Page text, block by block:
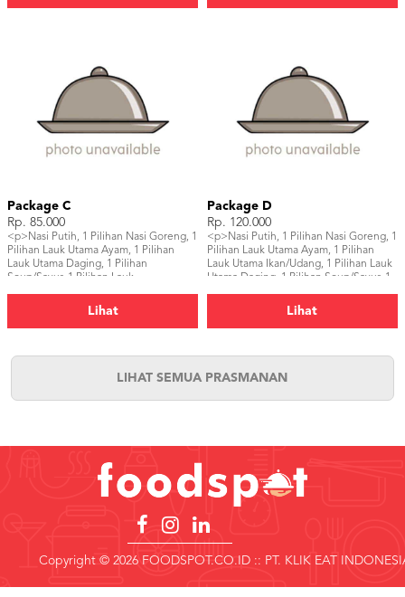
Package C
Rp. 85.000
<p>Nasi Putih, 1 Pilihan Nasi Goreng, 1
Pilihan Lauk Utama Ayam, 1 Pilihan
Lauk Utama Daging, 1 Pilihan
Soup/Sayur, 1 Pilihan Lauk
Lihat
Package D
Rp. 120.000
<p>Nasi Putih, 1 Pilihan Nasi Goreng, 1
Pilihan Lauk Utama Ayam, 1 Pilihan
Lauk Utama Ikan/Udang, 1 Pilihan Lauk
Utama Daging, 1 Pilihan Soup/Sayur, 1
Salad, 3 Dessert, Pelengkap, 3
Lihat
LIHAT SEMUA PRASMANAN
Copyright © 2026 FOODSPOT.CO.ID :: PT. KLIK EAT